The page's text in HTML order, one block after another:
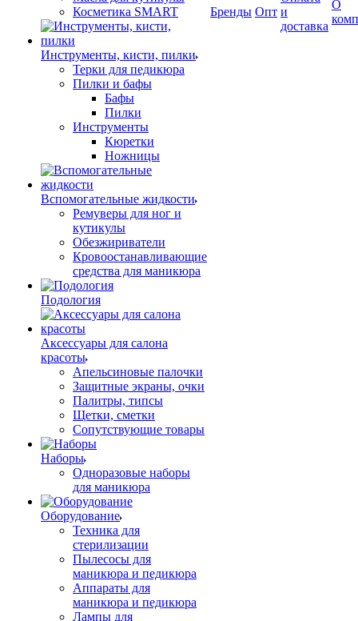
Косметика SMART
Инструменты, кисти, пилки
Терки для педикюра
Пилки и бафы
Бафы
Пилки
Инструменты
Кюретки
Ножницы
Вспомогательные жидкости
Ремуверы для ног и
кутикулы
Обезжириватели
Кровоостанавливающие
средства для маникюра
Подология
Аксессуары для салона
красоты
Апельсиновые палочки
Защитные экраны, очки
Палитры, типсы
Щетки, сметки
Сопутствующие товары
Наборы
Одноразовые наборы
для маникюра
Оборудование
Техника для
стерилизации
Пылесосы для
маникюра и педикюра
Аппараты для
маникюра и педикюра
Лампы для
Бренды Опт и
доставка
О